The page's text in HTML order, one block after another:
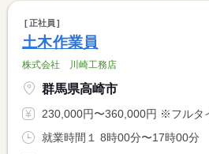
正社員
土木作業員
株式会社 川崎工務店
群馬県高崎市
230,000円〜360,000円 ※フルタイム求人の場合は月額（換算額）、パ
就業時間１ 8時00分〜17時00分